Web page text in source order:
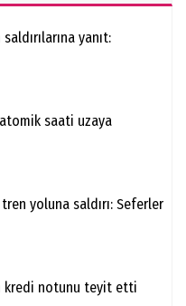
yanıt:
saati uzaya
yoluna saldırı: Seferler
kredi notunu teyit etti